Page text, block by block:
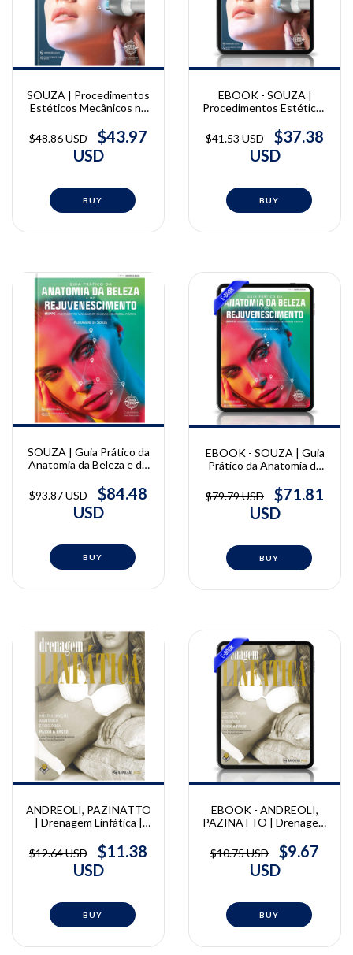
SOUZA | Procedimentos
Estéticos Mecânicos na
Alex de Souza
$48.86 USD
$43.97
USD
EBOOK - SOUZA |
Procedimentos Estéticos
Harmonização Facial |
Alex de Souza
$41.53 USD
$37.38
USD
SOUZA | Guia Prático da
Anatomia da Beleza e do
de Souza
$93.87 USD
$84.48
USD
EBOOK - SOUZA | Guia
Prático da Anatomia da
Rejuvenescimento | Alex
de Souza
$79.79 USD
$71.81
USD
ANDREOLI, PAZINATTO
| Drenagem Linfática |
Andreoli, Paula Parada
Pazinatto
$12.64 USD
$11.38
USD
EBOOK - ANDREOLI,
PAZINATTO | Drenagem
Pazinatto Andreoli, Paula
Parada Pazinatto
$10.75 USD
$9.67
USD